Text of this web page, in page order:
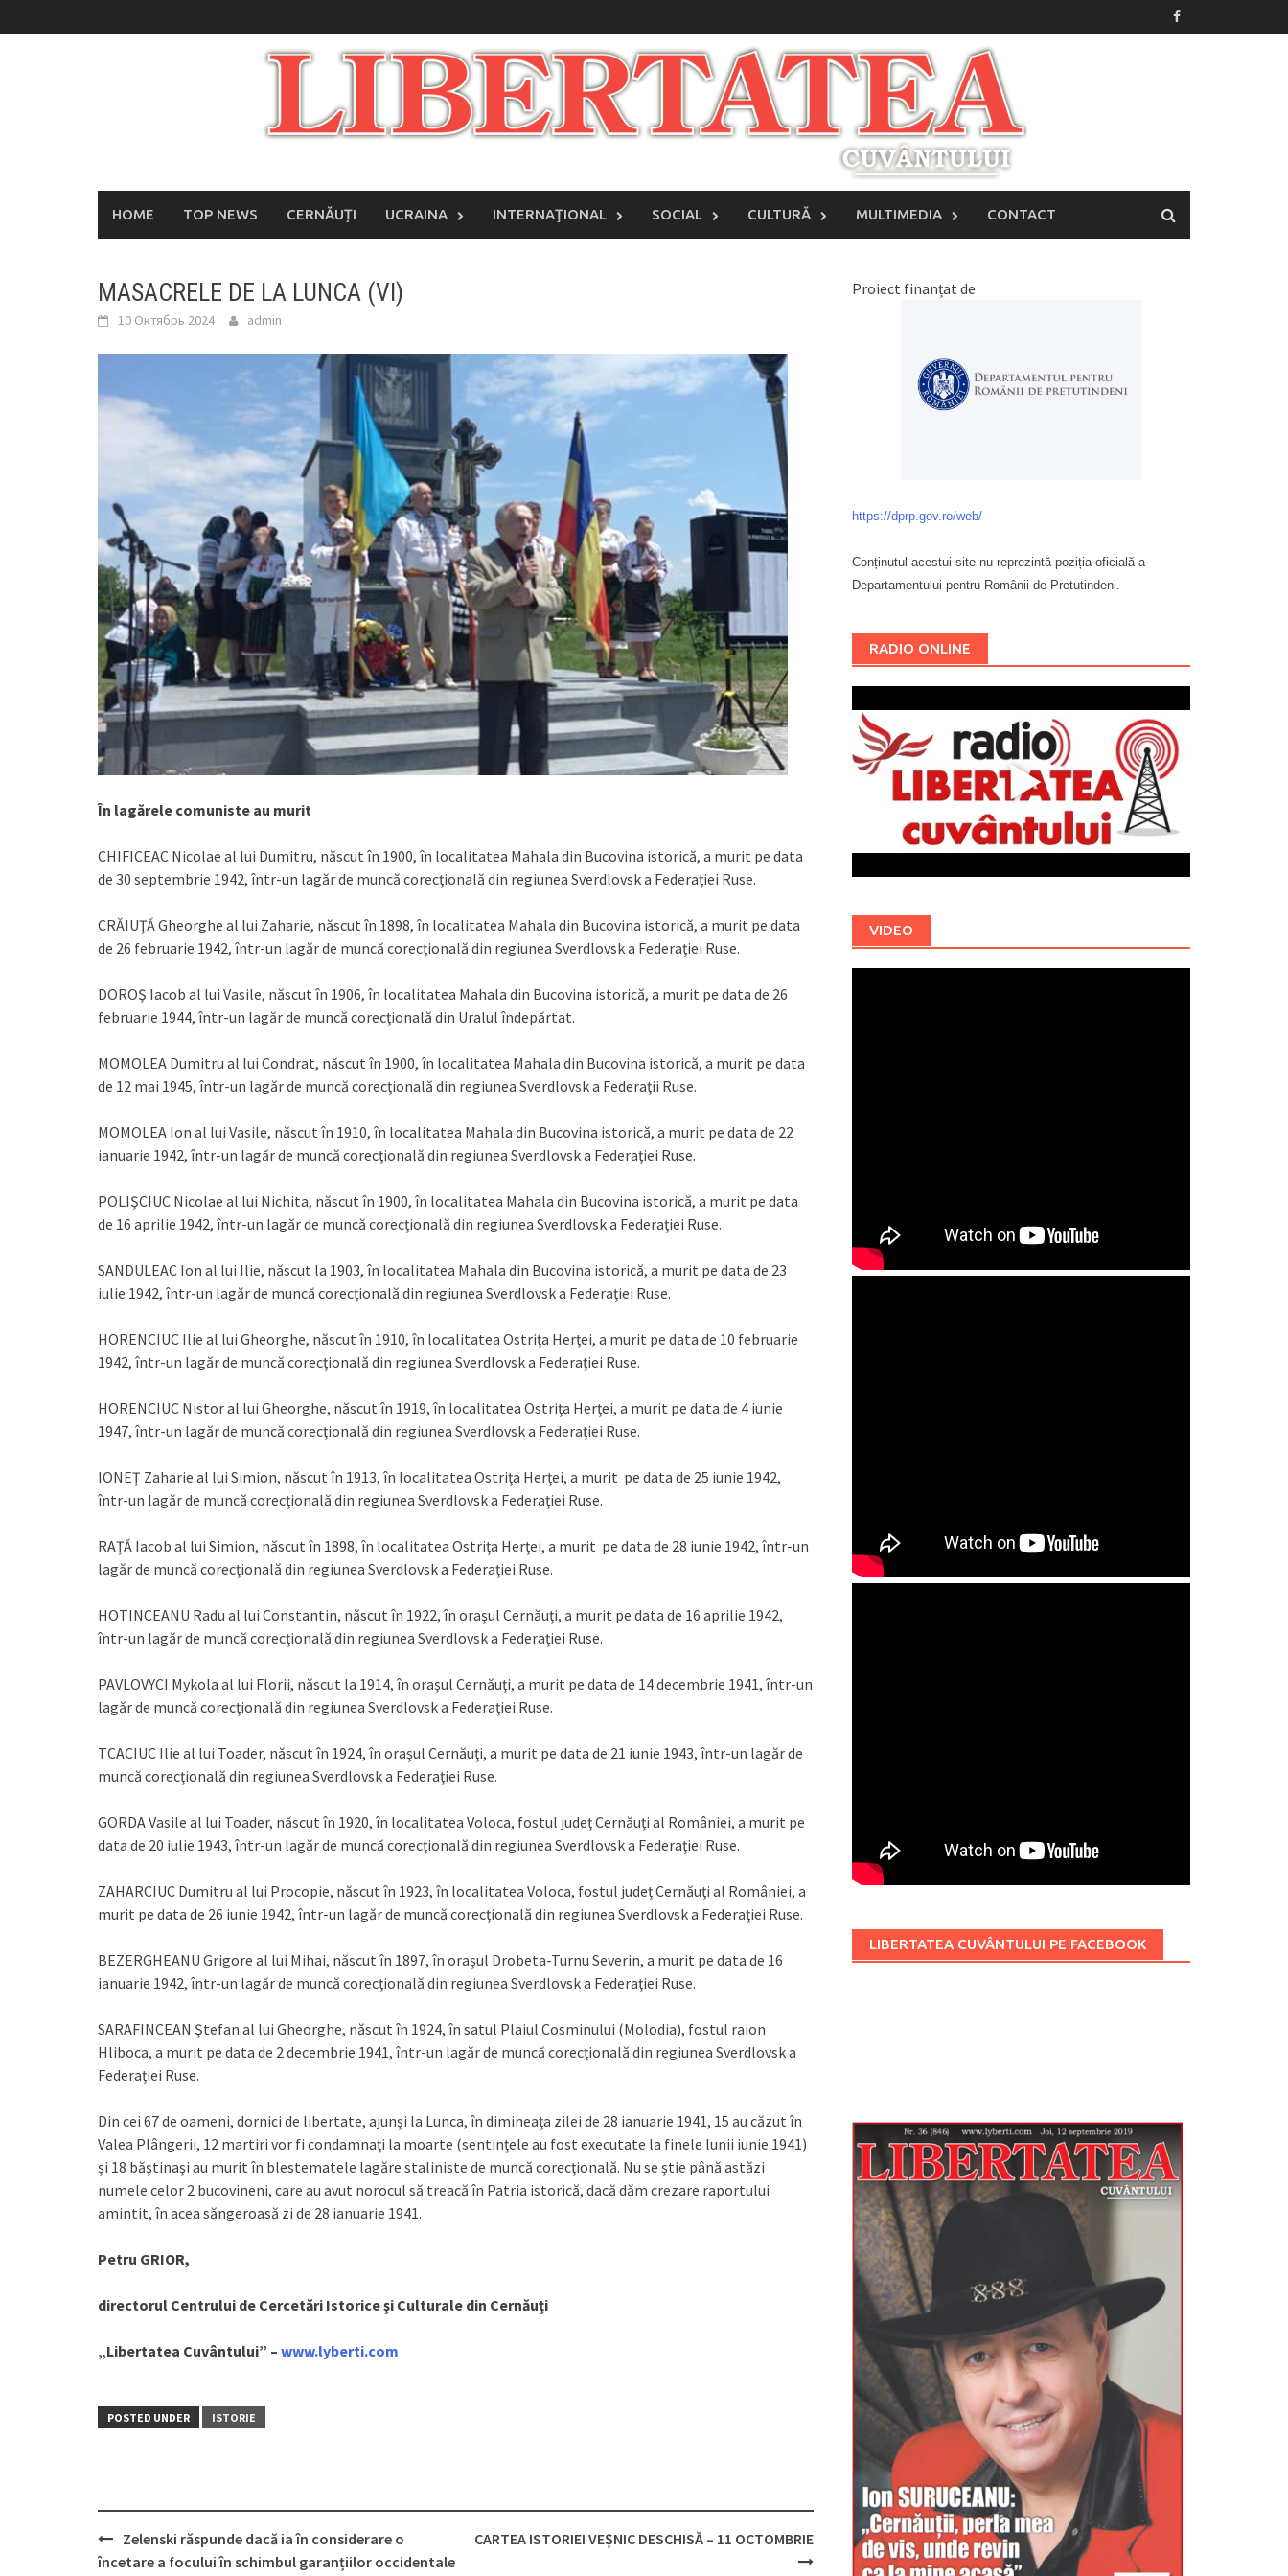
to
HOME TOP NEWS CERNĂUȚI UCRAINA INTERNAŢIONAL SOCIAL CULTURĂ MULTIMEDIA CONTACT
MASACRELE DE LA LUNCA (VI)
10 Октябрь 2024 admin
În lagărele comuniste au murit
CHIFICEAC Nicolae al lui Dumitru, născut în 1900, în localitatea Mahala din Bucovina istorică, a murit pe data
de 30 septembrie 1942, într-un lagăr de muncă corecţională din regiunea Sverdlovsk a Federaţiei Ruse.
CRĂIUŢĂ Gheorghe al lui Zaharie, născut în 1898, în localitatea Mahala din Bucovina istorică, a murit pe data
de 26 februarie 1942, într-un lagăr de muncă corecţională din regiunea Sverdlovsk a Federaţiei Ruse.
DOROŞ Iacob al lui Vasile, născut în 1906, în localitatea Mahala din Bucovina istorică, a murit pe data de 26
februarie 1944, într-un lagăr de muncă corecţională din Uralul îndepărtat.
MOMOLEA Dumitru al lui Condrat, născut în 1900, în localitatea Mahala din Bucovina istorică, a murit pe data
de 12 mai 1945, într-un lagăr de muncă corecţională din regiunea Sverdlovsk a Federaţii Ruse.
MOMOLEA Ion al lui Vasile, născut în 1910, în localitatea Mahala din Bucovina istorică, a murit pe data de 22
ianuarie 1942, într-un lagăr de muncă corecţională din regiunea Sverdlovsk a Federaţiei Ruse.
POLIŞCIUC Nicolae al lui Nichita, născut în 1900, în localitatea Mahala din Bucovina istorică, a murit pe data
de 16 aprilie 1942, într-un lagăr de muncă corecţională din regiunea Sverdlovsk a Federaţiei Ruse.
SANDULEAC Ion al lui Ilie, născut la 1903, în localitatea Mahala din Bucovina istorică, a murit pe data de 23
iulie 1942, într-un lagăr de muncă corecţională din regiunea Sverdlovsk a Federaţiei Ruse.
HORENCIUC Ilie al lui Gheorghe, născut în 1910, în localitatea Ostriţa Herţei, a murit pe data de 10 februarie
1942, într-un lagăr de muncă corecţională din regiunea Sverdlovsk a Federaţiei Ruse.
HORENCIUC Nistor al lui Gheorghe, născut în 1919, în localitatea Ostriţa Herţei, a murit pe data de 4 iunie
1947, într-un lagăr de muncă corecţională din regiunea Sverdlovsk a Federaţiei Ruse.
IONEŢ Zaharie al lui Simion, născut în 1913, în localitatea Ostriţa Herţei, a murit pe data de 25 iunie 1942,
într-un lagăr de muncă corecţională din regiunea Sverdlovsk a Federaţiei Ruse.
RAŢĂ Iacob al lui Simion, născut în 1898, în localitatea Ostriţa Herţei, a murit pe data de 28 iunie 1942, într-un
lagăr de muncă corecţională din regiunea Sverdlovsk a Federaţiei Ruse.
HOTINCEANU Radu al lui Constantin, născut în 1922, în oraşul Cernăuţi, a murit pe data de 16 aprilie 1942,
într-un lagăr de muncă corecţională din regiunea Sverdlovsk a Federaţiei Ruse.
PAVLOVYCI Mykola al lui Florii, născut la 1914, în oraşul Cernăuţi, a murit pe data de 14 decembrie 1941, într-un
lagăr de muncă corecţională din regiunea Sverdlovsk a Federaţiei Ruse.
TCACIUC Ilie al lui Toader, născut în 1924, în oraşul Cernăuţi, a murit pe data de 21 iunie 1943, într-un lagăr de
muncă corecţională din regiunea Sverdlovsk a Federaţiei Ruse.
GORDA Vasile al lui Toader, născut în 1920, în localitatea Voloca, fostul judeţ Cernăuţi al României, a murit pe
data de 20 iulie 1943, într-un lagăr de muncă corecţională din regiunea Sverdlovsk a Federaţiei Ruse.
ZAHARCIUC Dumitru al lui Procopie, născut în 1923, în localitatea Voloca, fostul judeţ Cernăuţi al României, a
murit pe data de 26 iunie 1942, într-un lagăr de muncă corecţională din regiunea Sverdlovsk a Federaţiei Ruse.
BEZERGHEANU Grigore al lui Mihai, născut în 1897, în oraşul Drobeta-Turnu Severin, a murit pe data de 16
ianuarie 1942, într-un lagăr de muncă corecţională din regiunea Sverdlovsk a Federaţiei Ruse.
SARAFINCEAN Ştefan al lui Gheorghe, născut în 1924, în satul Plaiul Cosminului (Molodia), fostul raion
Hliboca, a murit pe data de 2 decembrie 1941, într-un lagăr de muncă corecţională din regiunea Sverdlovsk a
Federaţiei Ruse.
Din cei 67 de oameni, dornici de libertate, ajunşi la Lunca, în dimineaţa zilei de 28 ianuarie 1941, 15 au căzut în
Valea Plângerii, 12 martiri vor fi condamnaţi la moarte (sentinţele au fost executate la finele lunii iunie 1941)
şi 18 băştinaşi au murit în blestematele lagăre staliniste de muncă corecţională. Nu se ştie până astăzi
numele celor 2 bucovineni, care au avut norocul să treacă în Patria istorică, dacă dăm crezare raportului
amintit, în acea săngeroasă zi de 28 ianuarie 1941.
Petru GRIOR,
directorul Centrului de Cercetări Istorice şi Culturale din Cernăuţi
„Libertatea Cuvântului” – www.lyberti.com
POSTED UNDER ISTORIE
Post
Zelenski răspunde dacă ia în considerare o
încetare a focului în schimbul garanțiilor occidentale
CARTEA ISTORIEI VEȘNIC DESCHISĂ – 11 OCTOMBRIE
Proiect finanțat de
https://dprp.gov.ro/web/
Conținutul acestui site nu reprezintă poziția oficială a
Departamentului pentru Românii de Pretutindeni.
RADIO ONLINE
VIDEO
LIBERTATEA CUVÂNTULUI PE FACEBOOK